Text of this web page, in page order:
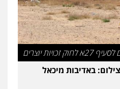
יוצרים
באדיבות מיכאל